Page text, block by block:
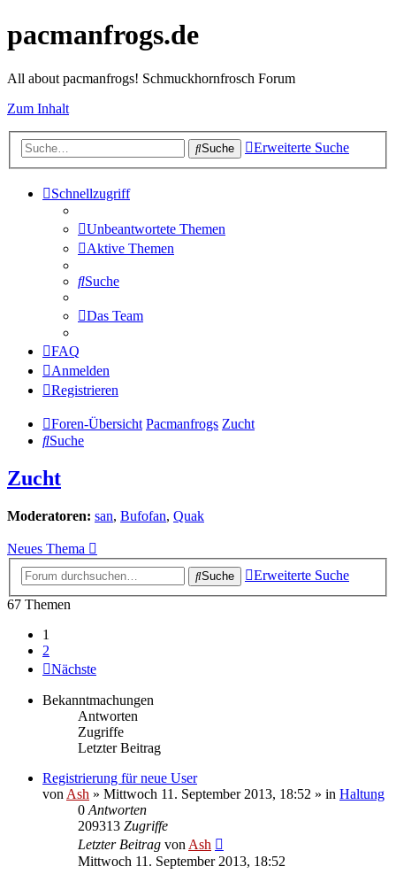
pacmanfrogs.de
All about pacmanfrogs! Schmuckhornfrosch Forum
Zum Inhalt
Suche Erweiterte Suche
Schnellzugriff
Unbeantwortete Themen
Aktive Themen
Suche
Das Team
FAQ
Anmelden
Registrieren
Foren-Übersicht Pacmanfrogs Zucht
Suche
Zucht
Moderatoren: san, Bufofan, Quak
Neues Thema
Suche
Erweiterte Suche
67 Themen
1
2
Nächste
Bekanntmachungen
Antworten
Zugriffe
Letzter Beitrag
Registrierung für neue User
von Ash » Mittwoch 11. September 2013, 18:52 » in Haltung
0 Antworten
209313 Zugriffe
Letzter Beitrag von Ash
Mittwoch 11. September 2013, 18:52